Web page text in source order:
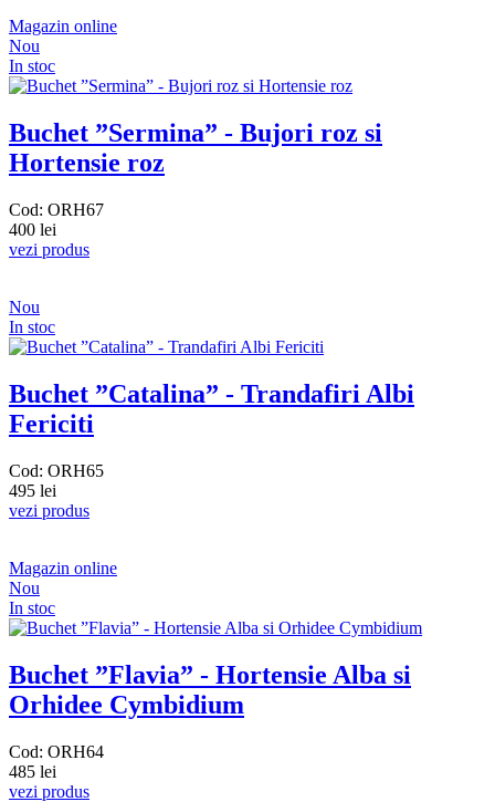
Magazin online
Nou
In stoc
Buchet ”Sermina” - Bujori roz si
Hortensie roz
Cod: ORH67
400 lei
vezi produs
Nou
In stoc
Buchet ”Catalina” - Trandafiri Albi
Fericiti
Cod: ORH65
495 lei
vezi produs
Magazin online
Nou
In stoc
Buchet ”Flavia” - Hortensie Alba si
Orhidee Cymbidium
Cod: ORH64
485 lei
vezi produs